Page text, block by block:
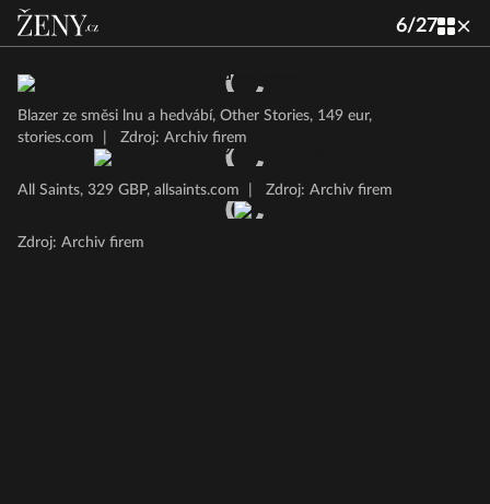
6/27
Blazer ze směsi lnu a hedvábí, Other Stories, 149 eur,
stories.com
Zdroj: Archiv firem
All Saints, 329 GBP, allsaints.com Zdroj: Archiv firem
Zdroj: Archiv firem